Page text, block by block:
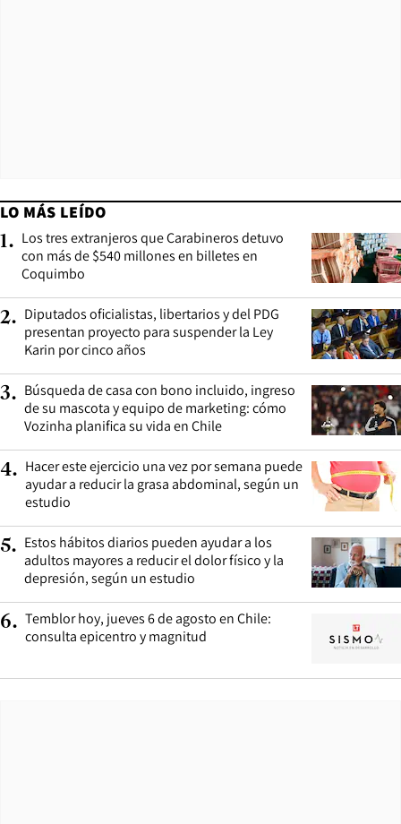
LO MÁS LEÍDO
1. Los tres extranjeros que Carabineros detuvo
con más de $540 millones en billetes en
Coquimbo
2. Diputados oficialistas, libertarios y del PDG
presentan proyecto para suspender la Ley
Karin por cinco años
3. Búsqueda de casa con bono incluido, ingreso
de su mascota y equipo de marketing: cómo
Vozinha planifica su vida en Chile
4. Hacer este ejercicio una vez por semana puede
ayudar a reducir la grasa abdominal, según un
estudio
5. Estos hábitos diarios pueden ayudar a los
adultos mayores a reducir el dolor físico y la
depresión, según un estudio
6. Temblor hoy, jueves 6 de agosto en Chile:
consulta epicentro y magnitud